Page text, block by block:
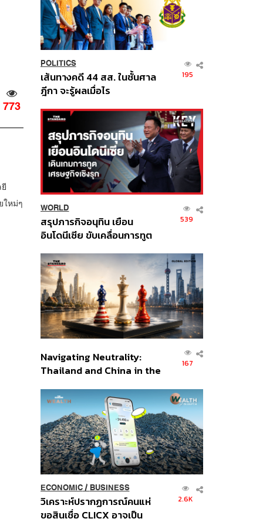
773
ใหม่ๆ
POLITICS
เส้นทางคดี 44 สส. ในชั้นศาล
ฎีกา จะรู้ผลเมื่อไร
195
WORLD
สรุปภารกิจอนุทิน เยือน
อินโดนีเซีย ขับเคลื่อนการทูต
ส่วนยุทธศาสตร์ไทย –
อินโดนีเซีย
539
Navigating Neutrality:
Thailand and China in the
Order
167
ECONOMIC/ BUSINESS
วิเคราะห์ปรากฏการณ์คนแห่
ขอสินเชื่อ CLICX อาจเป็น
2.6K